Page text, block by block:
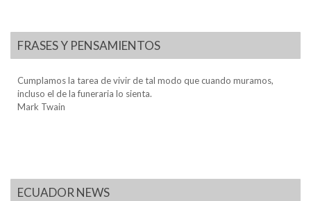
FRASES Y PENSAMIENTOS
Cumplamos la tarea de vivir de tal modo que cuando muramos,
incluso el de la funeraria lo sienta.
Mark Twain
ECUADOR NEWS